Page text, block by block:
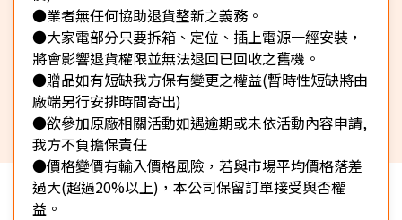
●業者無任何協助退貨整新之義務。
●大家電部分只要拆箱、定位、插上電源一經安裝，
將會影響退貨權限並無法退回已回收之舊機。
●贈品如有短缺我方保有變更之權益(暫時性短缺將由
廠端另行安排時間寄出)
●欲參加原廠相關活動如遇逾期或未依活動內容申請,
我方不負擔保責任
●價格變價有輸入價格風險，若與市場平均價格落差
過大(超過20%以上)，本公司保留訂單接受與否權
益。